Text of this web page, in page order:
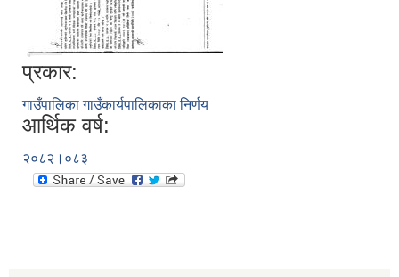
प्रकार:
गाउँपालिका गाउँकार्यपालिकाका निर्णय
आर्थिक वर्ष:
२०८२।०८३